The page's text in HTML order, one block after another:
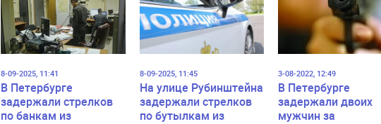
8-09-2025, 11:41
В Петербурге
задержали стрелков
по банкам из
8-09-2025, 11:45
На улице Рубинштейна
задержали стрелков
по бутылкам из
3-08-2022, 12:49
В Петербурге
задержали двоих
мужчин за